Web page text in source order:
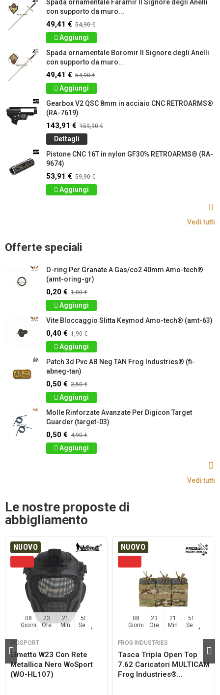
Spada ornamentale Faramir Il Signore degli Anelli
con supporto da muro...
49,41 € 54,90 €
Aggiungi
Spada ornamentale Boromir Il Signore degli Anelli
con supporto da muro...
49,41 € 54,90 €
Aggiungi
Gearbox V2 QSC 8mm in acciaio CNC RETROARMS®
(RA-7619)
143,91 € 159,90 €
Dettagli
Pistone CNC 16T in nylon GF30% RETROARMS® (RA-
9674)
53,91 € 59,90 €
Aggiungi
Vedi tutti
Offerte speciali
O-ring Per Granate A Gas/co2 40mm Amo-tech®
(amt-oring-gr)
0,20 € 1,00 €
Aggiungi
Vite Bloccaggio Slitta Keymod Amo-tech® (amt-63)
0,40 € 1,90 €
Aggiungi
Patch 3d Pvc AB Neg TAN Frog Industries® (fi-
abneg-tan)
0,50 € 3,50 €
Aggiungi
Molle Rinforzate Avanzate Per Digicon Target
Guarder (target-03)
0,50 € 4,90 €
Aggiungi
Vedi tutti
Le nostre proposte di
abbigliamento
NUOVO
08
Giorni
23
Ore
21
Min
57
Sec
WOSPORT
Elmetto W23 Con Rete
Metallica Nero WoSport
(WO-HL107)
NUOVO
08
Giorni
23
Ore
21
Min
57
Sec
FROG INDUSTRIES
Tasca Tripla Open Top
7.62 Caricatori MULTICAM
Frog Industries®...